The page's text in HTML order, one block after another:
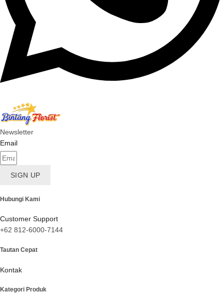
Newsletter
Email
SIGN UP
Hubungi Kami
Customer Support
+62 812-6000-7144
Tautan Cepat
Kontak
Kategori Produk